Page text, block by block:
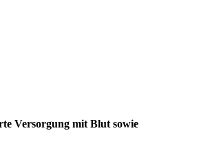
Versorgung mit Blut sowie